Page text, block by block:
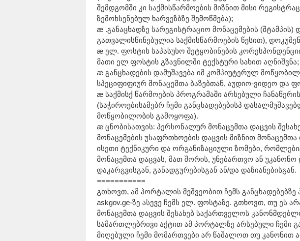
შემდგომში კი საქმისწარმოების მიზნით მისი
ზემოხსენებულ ხარვეზბზე შემოწმება);
æ .განაცხადზე სარეგისტრაციო მონაცემების (შტამპის)
გათვალისწინებულია საქმისწარმოების წესით),
æ ელ. ფოსტის საპასუხო შეტყობინების
მათი ელ ფოსტის გზავნილში ტექსტური სახით აღნიშვნა;
æ განცხადების დამუშავება იმ კომპიუტერულ
სპეციფიფიურ მონაცემთა ბაზებთან, აუდიო-ვიდეო და
æ საქმისქ წარმოების პროგრამაში არსებული
(საჭიროებისამებრ ჩემი განცხადებებისპ
მოწყობილობის გამოყოფა).
æ ცნობისათვის: პერსონალურ მონაცემთა დაცვის
მონაცემების უსაფრთხოების დაცვის მიზნით მონაცემთა
ისეთი ტექნიკური და ორგანიზაციული ზომები,
მონაცემთა დაცვას, მათ შორის, უნებართვო ან უკანონო
დაკარგვისგან, განადგურებისგან ან/და დაზიანებისგან.
===========
გთხოვთ, ამ პორტალის მეშვეობით ჩემს
askgov.ge-ზე ასევე ჩემს ელ. ფოსტაზე. გთხოვთ, თუ ეს
მონაცემთა დაცვის შესახებ საქართველოს
სამართლებრივი აქტით ამ პორტალზე არსებული ჩემი
მიღებული ჩემი მომართვები არ წაშალოთ თუ კანონით